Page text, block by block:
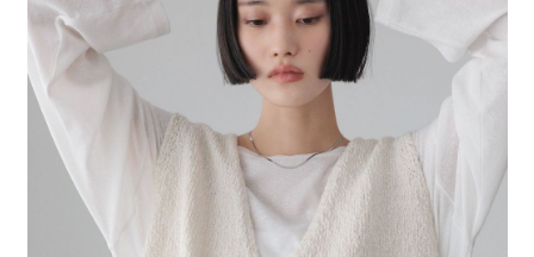
2.透過簡訊連結打開帳單後，可選擇「超商條碼／台灣大直營門市／銀行轉
帳／街口支付／iPASS MONEY」等通路繳費。
【注意事項】
1.本服務係由「台灣大哥大股份有限公司」（以下簡稱本公司）所提供，讓
用戶於交易時，得透過本服務購買商品或服務，並由商店將買賣／分期付款
買賣價金債權讓與本公司後，依約使用本公司帳單繳交帳款。
2.基於同意付款使用「大哥付你分期」之契約關係目的，商店將以您的個人
資料（包含姓名、電話或地址）提供予台灣大哥大進項蒐集、處理及利用，
由本公司與您本人進行分期帳單所需資料之確認、核對及更正。
3.完整用戶服務條款，請詳閱以下連結：
https://oppay.tw/userRule
１．於結帳方式選擇「AFTEE先享後付」後，將跳轉至「AFTEE先享後付」
結帳頁面，進行簡訊認證並確認金額後，即可完成結帳。
２．訂單成立數日內，您將收到繳費通知簡訊。
３．收到繳費通知簡訊後14天內，點擊此簡訊中的連結，可透過四大超商／
ATM／網路銀行／等多元方式進行付款，方視為交易完成。
※ 請注意：結帳手續完成當下不需立刻繳費，但若您需要取消訂單，請聯絡
購買商品的店家。未經商家同意取消之訂單仍視為有效，需透過AFTEE先享
後付繳納相關費用。
※ 交易是否成功請以「AFTEE先享後付 」之結帳頁面顯示為準，若有關於
是否繳費成功／繳費後需取消欲退款等相關疑問，請聯繫「AFTEE先享後付
客戶支援中心」
https://netprotections.freshdesk.com/support/home
每筆NT$80，滿NT$888(含以上)免運費
7-11 取貨付款
每筆NT$80，滿NT$1,500(含以上)免運費
付款後 7-11取貨
每筆NT$80，滿NT$1,500(含以上)免運費
每筆NT$80，滿NT$1,500(含以上)免運費